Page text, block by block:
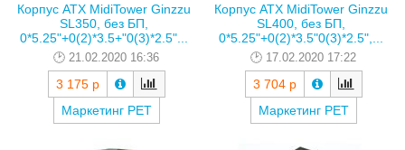
Корпус ATX MidiTower Ginzzu
SL350, без БП,
0*5.25"+0(2)*3.5+"0(3)*2.5"...
21.02.2020 16:36
3 175 р
Маркетинг РЕТ
Корпус ATX MidiTower Ginzzu
SL400, без БП,
0*5.25"+0(2)*3.5"0(3)*2.5",...
17.02.2020 17:22
3 704 р
Маркетинг РЕТ